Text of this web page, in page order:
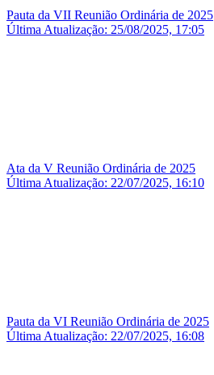
Pauta da VII Reunião Ordinária de 2025
Última Atualização: 25/08/2025, 17:05
Ata da V Reunião Ordinária de 2025
Última Atualização: 22/07/2025, 16:10
Pauta da VI Reunião Ordinária de 2025
Última Atualização: 22/07/2025, 16:08